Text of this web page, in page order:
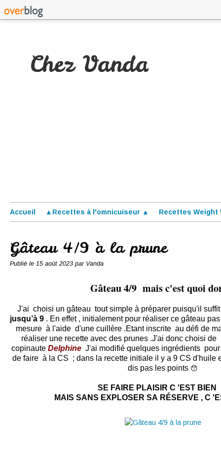
Chez Vanda
Accueil ▲Recettes à l'omnicuiseur ▲ Recettes Weight
Gâteau 4/9 à la prune
Publié le 15 août 2023 par Vanda
Gâteau 4/9 mais c'est quoi
J'ai choisi un gâteau tout simple à préparer puisqu'il
jusqu’à 9 . En effet , initialement pour réaliser ce gâteau
mesure à l'aide d'une cuillère .Etant inscrite au défi de
réaliser une recette avec des prunes .J'ai donc choisi de
copinaute Delphine J'ai modifié quelques ingrédients
de faire à la CS ; dans la recette initiale il y a 9 CS d'huile
dis pas les points 😯
SE FAIRE PLAISIR C 'EST BIEN
MAIS SANS EXPLOSER SA RÉSERVE , C